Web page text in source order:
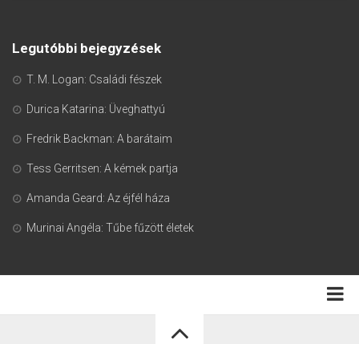
Legutóbbi bejegyzések
T. M. Logan: Családi fészek
Durica Katarina: Üveghattyú
Fredrik Backman: A barátaim
Tess Gerritsen: A kémek partja
Amanda Geard: Az éjfél háza
Murinai Angéla: Tűbe fűzött életek